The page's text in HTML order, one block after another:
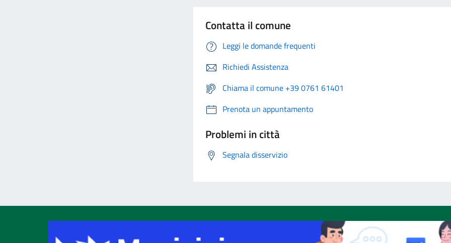
Contatta il comune
Leggi le domande frequenti
Richiedi Assistenza
Chiama il comune +39 0761 61401
Prenota un appuntamento
Problemi in città
Segnala disservizio